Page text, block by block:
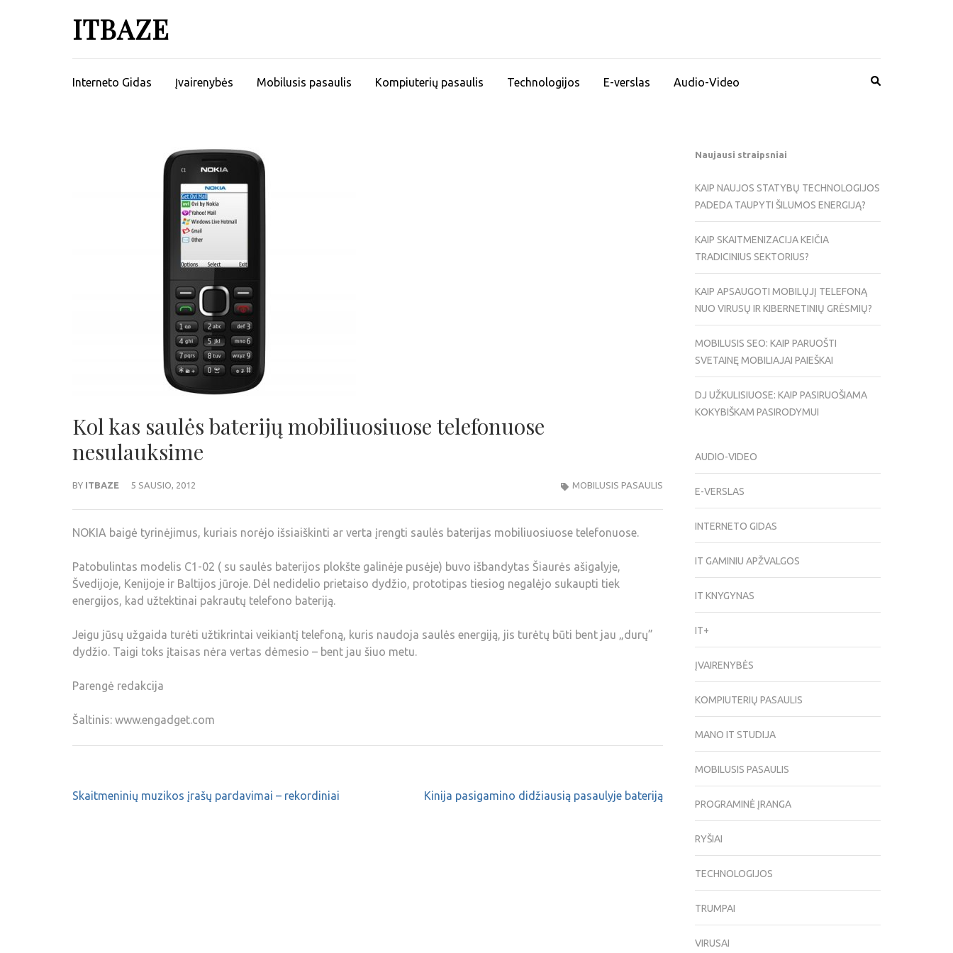
ITBAZE
Interneto Gidas Įvairenybės Mobilusis pasaulis Kompiuterių pasaulis Technologijos E-verslas Audio-Video
Kol kas saulės baterijų mobiliuosiuose telefonuose
nesulauksime
BY ITBAZE 5 SAUSIO, 2012 MOBILUSIS PASAULIS
NOKIA baigė tyrinėjimus, kuriais norėjo išsiaiškinti ar verta įrengti saulės baterijas mobiliuosiuose telefonuose.
Patobulintas modelis C1-02 ( su saulės baterijos plokšte galinėje pusėje) buvo išbandytas Šiaurės ašigalyje,
Švedijoje, Kenijoje ir Baltijos jūroje. Dėl nedidelio prietaiso dydžio, prototipas tiesiog negalėjo sukaupti tiek
energijos, kad užtektinai pakrautų telefono bateriją.
Jeigu jūsų užgaida turėti užtikrintai veikiantį telefoną, kuris naudoja saulės energiją, jis turėtų būti bent jau „durų”
dydžio. Taigi toks įtaisas nėra vertas dėmesio – bent jau šiuo metu.
Parengė redakcija
Šaltinis: www.engadget.com
Skaitmeninių muzikos įrašų pardavimai – rekordiniai Kinija pasigamino didžiausią pasaulyje bateriją
Naujausi straipsniai
KAIP NAUJOS STATYBŲ TECHNOLOGIJOS
PADEDA TAUPYTI ŠILUMOS ENERGIJĄ?
KAIP SKAITMENIZACIJA KEIČIA
TRADICINIUS SEKTORIUS?
KAIP APSAUGOTI MOBILŲJĮ TELEFONĄ
NUO VIRUSŲ IR KIBERNETINIŲ GRĖSMIŲ?
MOBILUSIS SEO: KAIP PARUOŠTI
SVETAINĘ MOBILIAJAI PAIEŠKAI
DJ UŽKULISIUOSE: KAIP PASIRUOŠIAMA
KOKYBIŠKAM PASIRODYMUI
AUDIO-VIDEO
E-VERSLAS
INTERNETO GIDAS
IT GAMINIU APŽVALGOS
IT KNYGYNAS
IT+
ĮVAIRENYBĖS
KOMPIUTERIŲ PASAULIS
MANO IT STUDIJA
MOBILUSIS PASAULIS
PROGRAMINĖ ĮRANGA
RYŠIAI
TECHNOLOGIJOS
TRUMPAI
VIRUSAI